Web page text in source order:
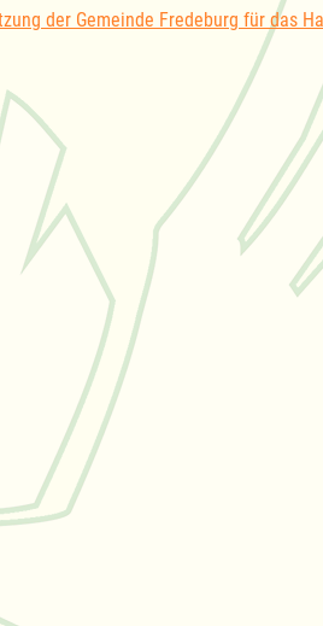
der Gemeinde Fredeburg für das